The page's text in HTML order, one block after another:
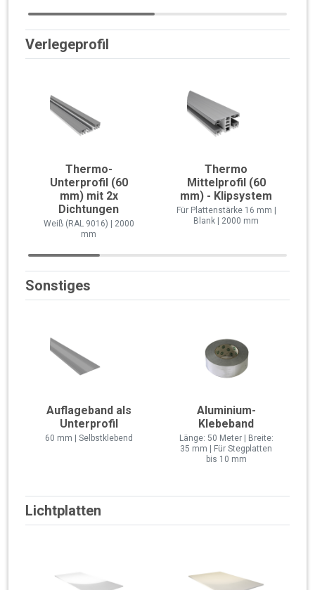
Verlegeprofil
Thermo-
Unterprofil (60
mm) mit 2x
Dichtungen
Weiß (RAL 9016) | 2000
mm
Thermo
Mittelprofil (60
mm) - Klipsystem
Für Plattenstärke 16 mm |
Blank | 2000 mm
Sonstiges
Auflageband als
Unterprofil
60 mm | Selbstklebend
Aluminium-
Klebeband
Länge: 50 Meter | Breite:
35 mm | Für Stegplatten
bis 10 mm
Lichtplatten